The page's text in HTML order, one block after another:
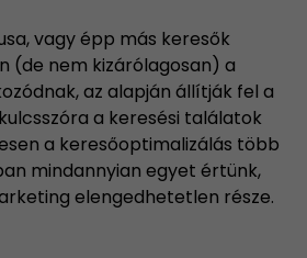
vagy épp más keresők
(de nem kizárólagosan) a
az alapján állítják fel a
a keresési találatok
a keresőoptimalizálás több
mindannyian egyet értünk,
elengedhetetlen része.